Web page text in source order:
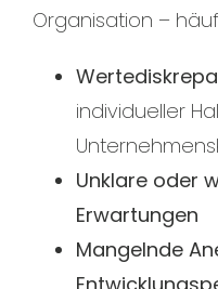
Organisation –
individueller
Unklare oder
Erwartungen
Mangelnde